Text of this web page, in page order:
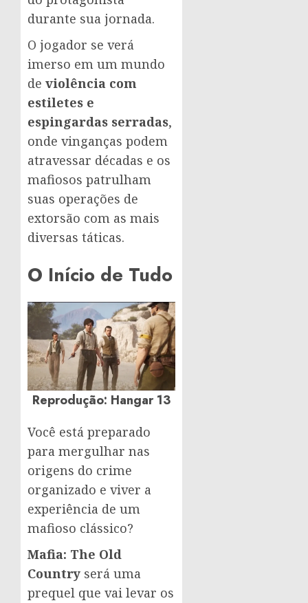
durante sua jornada.
O jogador se verá
imerso em um mundo
de violência com
estiletes e
espingardas serradas,
onde vinganças podem
atravessar décadas e os
mafiosos patrulham
suas operações de
extorsão com as mais
diversas táticas.
O Início de Tudo
Reprodução: Hangar 13
Você está preparado
para mergulhar nas
origens do crime
organizado e viver a
experiência de um
mafioso clássico?
Mafia: The Old
Country será uma
prequel que vai levar os